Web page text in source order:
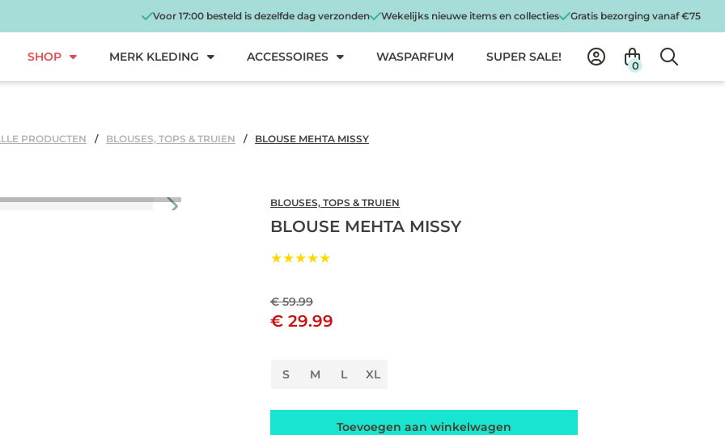
Voor 17:00 besteld is dezelfde dag verzonden Wekelijks nieuwe items en collecties Gratis bezorging vanaf €75
SHOP MERK KLEDING ACCESSOIRES WASPARFUM SUPER SALE!
0
PRODUCTEN BLOUSES, TOPS & TRUIEN BLOUSE MEHTA MISSY
BLOUSES, TOPS & TRUIEN
BLOUSE MEHTA MISSY
★★★★★
€ 59.99
€ 29.99
S M L XL
Toevoegen aan winkelwagen